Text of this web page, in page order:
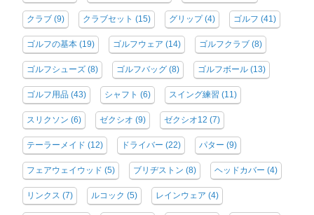
クラブ (9) クラブセット (15) グリップ(4) ゴルフ (41)
ゴルフの基本 (19) ゴルフウェア (14) ゴルフクラブ (8)
ゴルフシューズ (8) ゴルフバッグ (8) ゴルフボール (13)
ゴルフ用品 (43) シャフト (6) スイング練習 (11)
スリクソン (6) ゼクシオ (9) ゼクシオ12 (7)
テーラーメイド (12) ドライバー (22) パター (9)
フェアウェイウッド (5) ブリヂストン (8) ヘッドカバー (4)
リンクス (7) ルコック (5) レインウェア (4)